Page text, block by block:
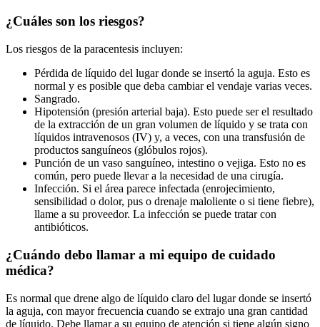
¿Cuáles son los riesgos?
Los riesgos de la paracentesis incluyen:
Pérdida de líquido del lugar donde se insertó la aguja. Esto es
normal y es posible que deba cambiar el vendaje varias veces.
Sangrado.
Hipotensión (presión arterial baja). Esto puede ser el resultado
de la extracción de un gran volumen de líquido y se trata con
líquidos intravenosos (IV) y, a veces, con una transfusión de
productos sanguíneos (glóbulos rojos).
Punción de un vaso sanguíneo, intestino o vejiga. Esto no es
común, pero puede llevar a la necesidad de una cirugía.
Infección. Si el área parece infectada (enrojecimiento,
sensibilidad o dolor, pus o drenaje maloliente o si tiene fiebre),
llame a su proveedor. La infección se puede tratar con
antibióticos.
¿Cuándo debo llamar a mi equipo de cuidado
médica?
Es normal que drene algo de líquido claro del lugar donde se insertó
la aguja, con mayor frecuencia cuando se extrajo una gran cantidad
de líquido. Debe llamar a su equipo de atención si tiene algún signo